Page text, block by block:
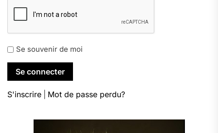
Se souvenir de moi
S'inscrire Mot de passe perdu?